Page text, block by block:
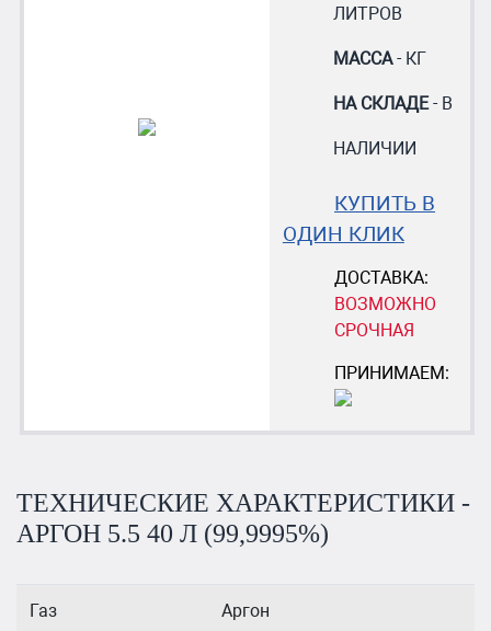
ЛИТРОВ
МАССА- КГ
НА СКЛАДЕ- В
НАЛИЧИИ
КУПИТЬ В
ОДИН КЛИК
ДОСТАВКА:
ВОЗМОЖНО
СРОЧНАЯ
ПРИНИМАЕМ:
ТЕХНИЧЕСКИЕ ХАРАКТЕРИСТИКИ -
АРГОН 5.5 40 Л (99,9995%)
Газ Аргон